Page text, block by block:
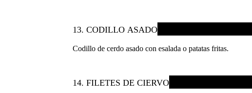
13. CODILLO ASADO
Codillo de cerdo asado con esalada o patatas fritas.
14. FILETES DE CIERVO